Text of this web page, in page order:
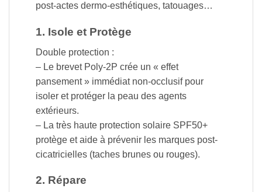
post-actes dermo-esthétiques, tatouages…
1. Isole et Protège
Double protection :
– Le brevet Poly-2P crée un « effet
pansement » immédiat non-occlusif pour
isoler et protéger la peau des agents
extérieurs.
– La très haute protection solaire SPF50+
protège et aide à prévenir les marques post-
cicatricielles (taches brunes ou rouges).
2. Répare